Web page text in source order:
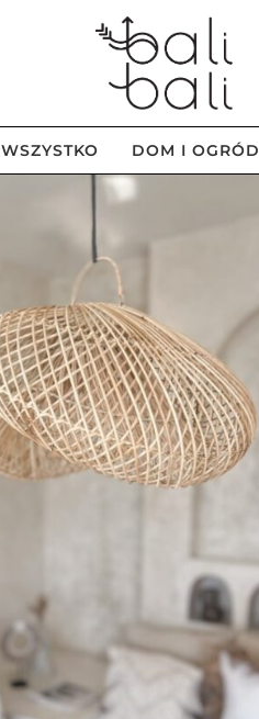
WSZYSTKO DOM I OGRÓD